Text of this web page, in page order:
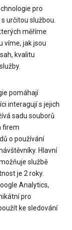
pro
určitou službou.
měříme
víme, jak jsou
kvalitu
pomáhají
interagují s jejich
sadu souborů
firem
o používání
Hlavní
službě
je 2 roky.
Analytics,
pro
ke sledování